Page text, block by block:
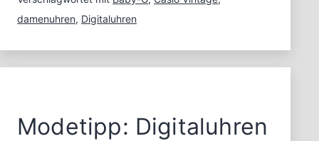
Zukunft
damenuhren, Digitaluhren
Modetipp: Digitaluhren